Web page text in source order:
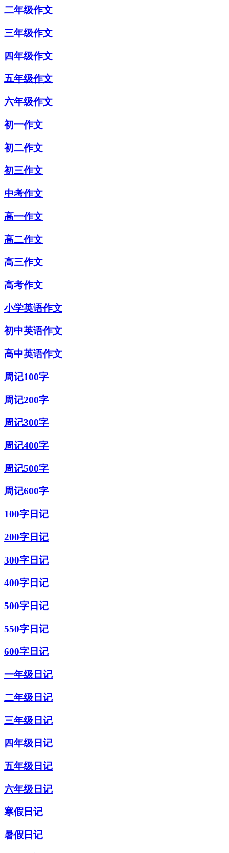
二年级作文
三年级作文
四年级作文
五年级作文
六年级作文
初一作文
初二作文
初三作文
中考作文
高一作文
高二作文
高三作文
高考作文
小学英语作文
初中英语作文
高中英语作文
周记100字
周记200字
周记300字
周记400字
周记500字
周记600字
100字日记
200字日记
300字日记
400字日记
500字日记
550字日记
600字日记
一年级日记
二年级日记
三年级日记
四年级日记
五年级日记
六年级日记
寒假日记
暑假日记